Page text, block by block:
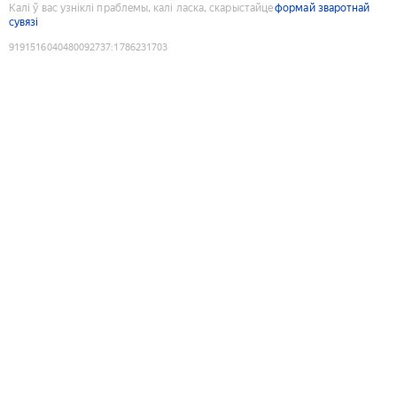
Калі ў вас узніклі праблемы, калі ласка, скарыстайцеформай зваротнай
сувязі
9191516040480092737:1786231703